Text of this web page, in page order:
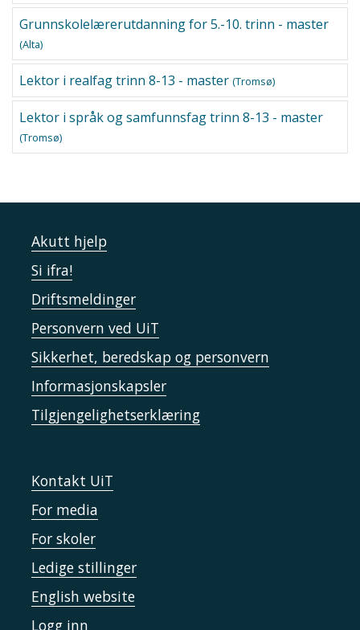
Grunnskolelærerutdanning for 5.-10. trinn - master
(Alta)
Lektor i realfag trinn 8-13 - master (Tromsø)
Lektor i språk og samfunnsfag trinn 8-13 - master
(Tromsø)
Akutt hjelp
Si ifra!
Driftsmeldinger
Personvern ved UiT
Sikkerhet, beredskap og personvern
Informasjonskapsler
Tilgjengelighetserklæring
Kontakt UiT
For media
For skoler
Ledige stillinger
English website
Logg inn